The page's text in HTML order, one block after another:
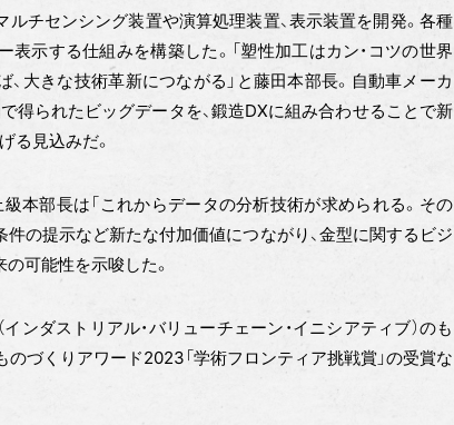
チセンシング装置や演算処理装置、表示装置を開発。各種
示する仕組みを構築した。「塑性加工はカン・コツの世界
大きな技術革新につながる」と藤田本部長。自動車メーカ
得られたビッグデータを、鍛造DXに組み合わせることで新
る見込みだ。
本部長は「これからデータの分析技術が求められる。その
の提示など新たな付加価値につながり、金型に関するビジ
可能性を示唆した。
ンダストリアル・バリューチェーン・イニシアティブ）のも
のづくりアワード2023「学術フロンティア挑戦賞」の受賞な